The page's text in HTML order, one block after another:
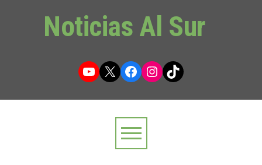
Noticias Al Sur
YouTube
X Facebook
Instagram
TikTok